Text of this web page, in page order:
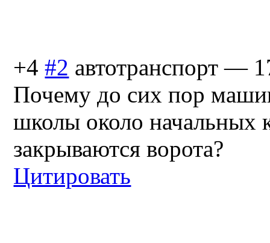
+4 #2 автотранспорт —
Почему до сих пор
школы около начальных
закрываются ворота?
Цитировать